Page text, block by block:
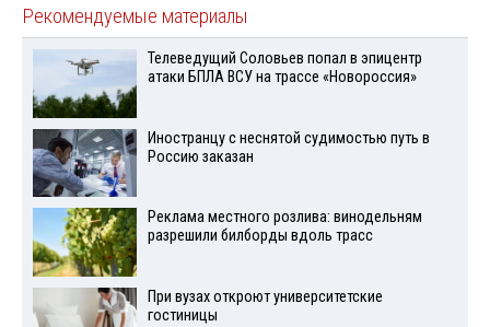
Рекомендуемые материалы
Телеведущий Соловьев попал в эпицентр
атаки БПЛА ВСУ на трассе «Новороссия»
Иностранцу с неснятой судимостью путь в
Россию заказан
Реклама местного розлива: винодельням
разрешили билборды вдоль трасс
При вузах откроют университетские
гостиницы